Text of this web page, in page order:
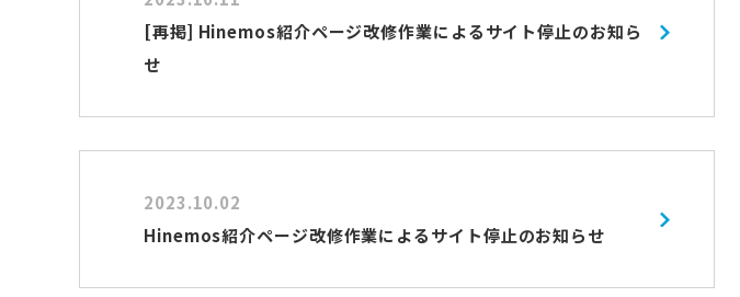
[再掲] Hinemos紹介ページ改修作業によるサイト停止のお知ら
せ
2023.10.02
Hinemos紹介ページ改修作業によるサイト停止のお知らせ